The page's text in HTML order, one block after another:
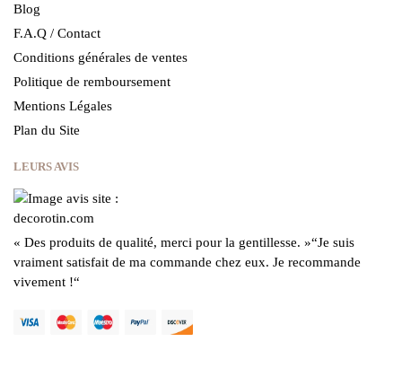
Blog
F.A.Q / Contact
Conditions générales de ventes
Politique de remboursement
Mentions Légales
Plan du Site
LEURS AVIS
« Des produits de qualité, merci pour la gentillesse. »“Je suis
vraiment satisfait de ma commande chez eux. Je recommande
vivement !“